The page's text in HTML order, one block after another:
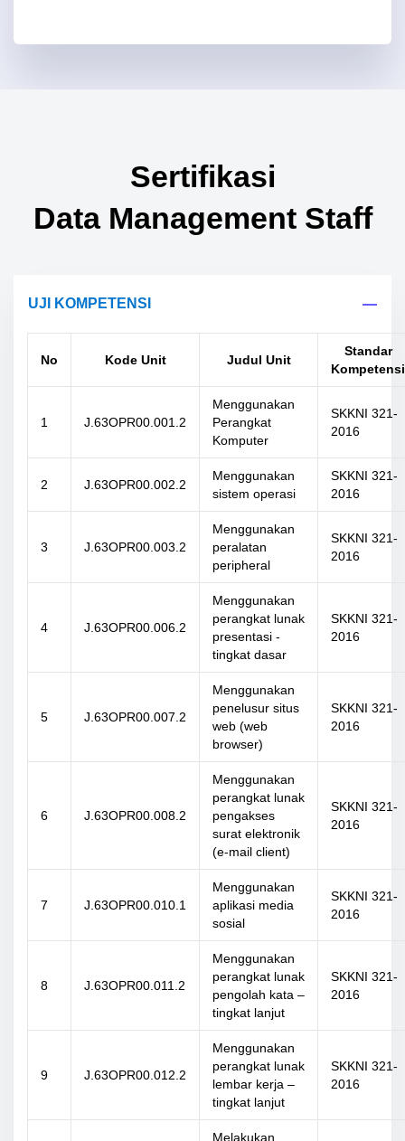
Sertifikasi
Data Management Staff
UJI KOMPETENSI
No Kode Unit Judul Unit
Standar
Kompetensi
1 J.63OPR00.001.2
Menggunakan
Perangkat
Komputer
SKKNI 321-
2016
2 J.63OPR00.002.2
Menggunakan
sistem operasi
SKKNI 321-
2016
3 J.63OPR00.003.2
Menggunakan
peralatan
peripheral
SKKNI 321-
2016
4 J.63OPR00.006.2
Menggunakan
perangkat lunak
presentasi -
tingkat dasar
SKKNI 321-
2016
5 J.63OPR00.007.2
Menggunakan
penelusur situs
web (web
browser)
SKKNI 321-
2016
6 J.63OPR00.008.2
Menggunakan
perangkat lunak
pengakses
surat elektronik
(e-mail client)
SKKNI 321-
2016
7 J.63OPR00.010.1
Menggunakan
aplikasi media
sosial
SKKNI 321-
2016
8 J.63OPR00.011.2
Menggunakan
perangkat lunak
pengolah kata –
tingkat lanjut
SKKNI 321-
2016
9 J.63OPR00.012.2
Menggunakan
perangkat lunak
lembar kerja –
tingkat lanjut
SKKNI 321-
2016
Melakukan